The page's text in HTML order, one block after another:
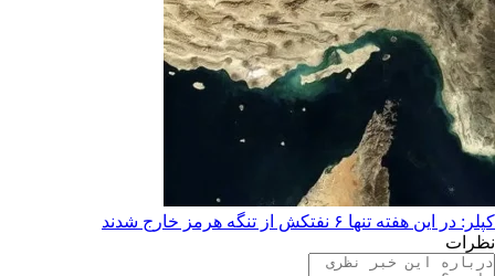
کپلر: در این هفته تنها ۶ نفتکش از تنگه هرمز خارج شدند
نظرات